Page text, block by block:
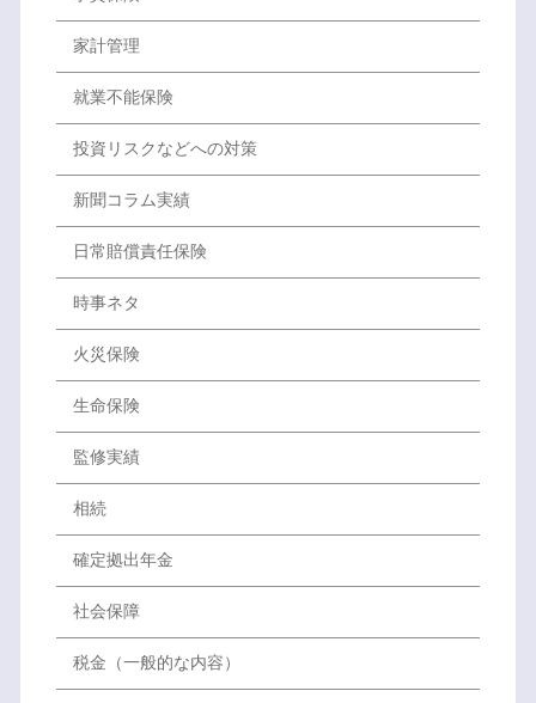
家計管理
就業不能保険
投資リスクなどへの対策
新聞コラム実績
日常賠償責任保険
時事ネタ
火災保険
生命保険
監修実績
相続
確定拠出年金
社会保障
税金（一般的な内容）